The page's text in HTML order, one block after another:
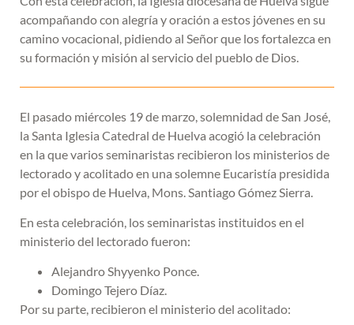
acompañando con alegría y oración a estos jóvenes en su
camino vocacional, pidiendo al Señor que los fortalezca en
su formación y misión al servicio del pueblo de Dios.
El pasado miércoles 19 de marzo, solemnidad de San José,
la Santa Iglesia Catedral de Huelva acogió la celebración
en la que varios seminaristas recibieron los ministerios de
lectorado y acolitado en una solemne Eucaristía presidida
por el obispo de Huelva, Mons. Santiago Gómez Sierra.
En esta celebración, los seminaristas instituidos en el
ministerio del lectorado fueron:
Alejandro Shyyenko Ponce.
Domingo Tejero Díaz.
Por su parte, recibieron el ministerio del acolitado: